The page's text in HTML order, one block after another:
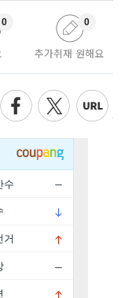
0
추가취재 원해요
0